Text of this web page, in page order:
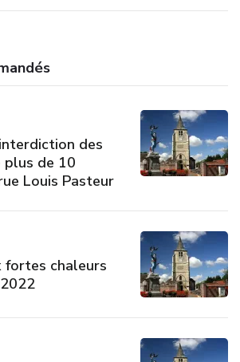
des
de 10
Louis Pasteur
fortes chaleurs